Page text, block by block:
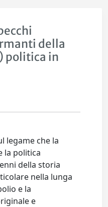
della
politica in
legame che la
la politica
della storia
nella lunga
e la
e